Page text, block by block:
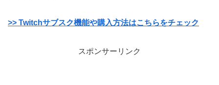
>> Twitchサブスク機能や購入方法はこちらをチェック
スポンサーリンク